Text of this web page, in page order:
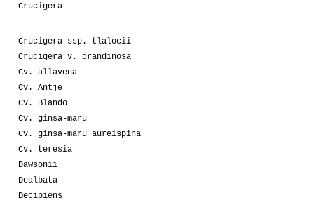
Crucigera
Crucigera ssp. tlalocii
Crucigera v. grandinosa
Cv. allavena
Cv. Antje
Cv. Blando
Cv. ginsa-maru
Cv. ginsa-maru aureispina
Cv. teresia
Dawsonii
Dealbata
Decipiens